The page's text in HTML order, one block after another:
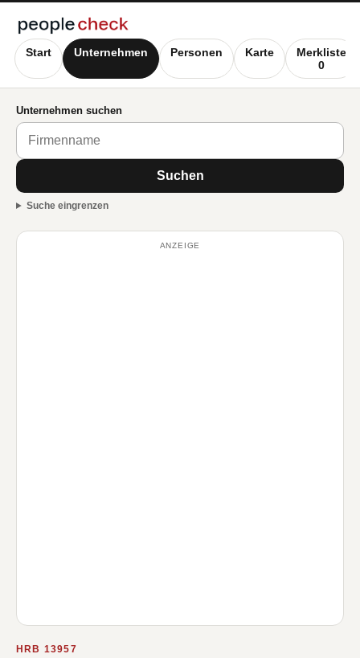
Start Unternehmen Personen Karte
Merkliste
0
Unternehmen suchen
Suchen
Suche eingrenzen
ANZEIGE
HRB 13957